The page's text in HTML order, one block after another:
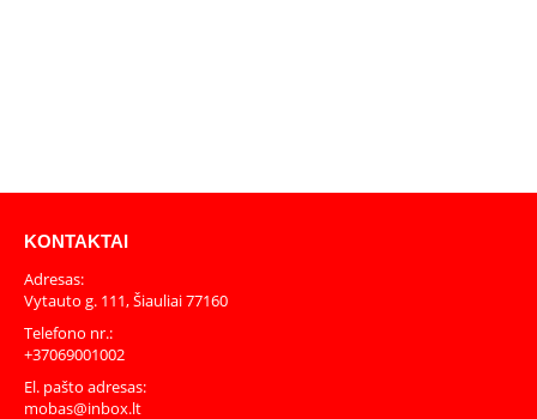
KONTAKTAI
Adresas:
Vytauto g. 111, Šiauliai 77160
Telefono nr.:
+37069001002
El. pašto adresas:
mobas@inbox.lt